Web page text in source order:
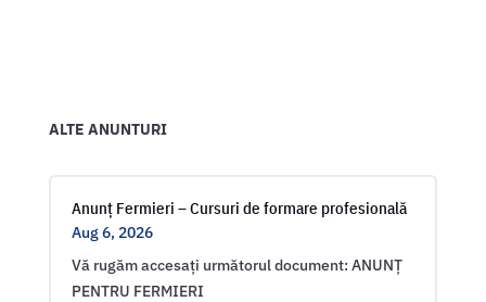
ALTE ANUNTURI
Anunț Fermieri – Cursuri de formare profesională
Aug 6, 2026
Vă rugăm accesați următorul document: ANUNȚ
PENTRU FERMIERI